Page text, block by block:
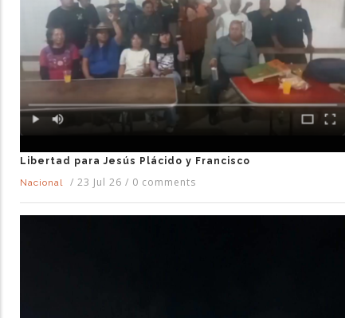
Libertad para Jesús Plácido y Francisco
Nacional
/ 23 Jul 26 / 0 comments